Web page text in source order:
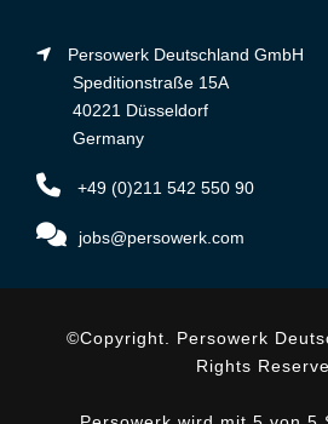
Persowerk Deutschland GmbH
Speditionstraße 15A
40221 Düsseldorf
Germany
+49 (0)211 542 550 90
jobs@persowerk.com
©Copyright. Persowerk
Rights